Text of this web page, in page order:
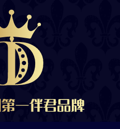
招聘合作
布里斯班